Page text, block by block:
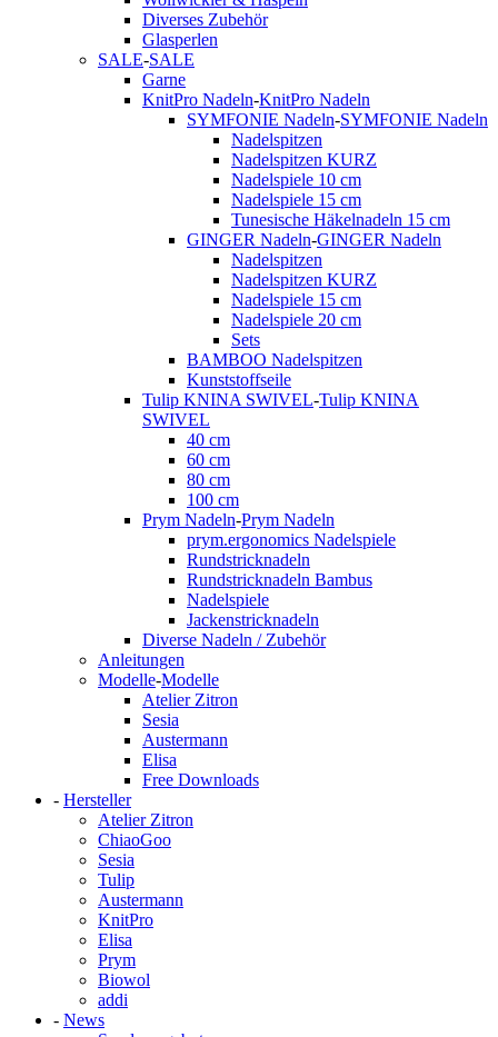
Diverses Zubehör
Glasperlen
SALE-SALE
Garne
KnitPro Nadeln-KnitPro Nadeln
SYMFONIE Nadeln-SYMFONIE Nadeln
Nadelspitzen
Nadelspitzen KURZ
Nadelspiele 10 cm
Nadelspiele 15 cm
Tunesische Häkelnadeln 15 cm
GINGER Nadeln-GINGER Nadeln
Nadelspitzen
Nadelspitzen KURZ
Nadelspiele 15 cm
Nadelspiele 20 cm
Sets
BAMBOO Nadelspitzen
Kunststoffseile
Tulip KNINA SWIVEL-Tulip KNINA
SWIVEL
40 cm
60 cm
80 cm
100 cm
Prym Nadeln-Prym Nadeln
prym.ergonomics Nadelspiele
Rundstricknadeln
Rundstricknadeln Bambus
Nadelspiele
Jackenstricknadeln
Diverse Nadeln / Zubehör
Anleitungen
Modelle-Modelle
Atelier Zitron
Sesia
Austermann
Elisa
Free Downloads
- Hersteller
Atelier Zitron
ChiaoGoo
Sesia
Tulip
Austermann
KnitPro
Elisa
Prym
Biowol
addi
- News